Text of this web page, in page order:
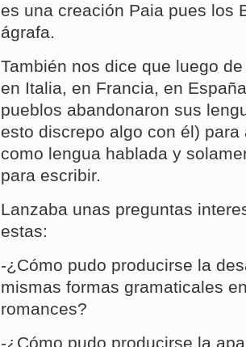
es una creación Paia pues los
ágrafa.
También nos dice que luego
en Italia, en Francia, en
pueblos abandonaron sus
esto discrepo algo con él)
como lengua hablada y
para escribir.
Lanzaba unas preguntas
estas:
-¿Cómo pudo producirse la
mismas formas gramaticales
romances?